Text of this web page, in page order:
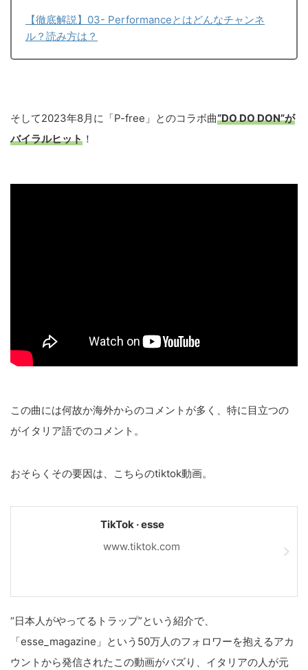
【徹底解説】03- Performanceとはどんなチャンネ
ル？読み方は？
そして2023年8月に「P-free」とのコラボ曲“DO DO DON”が
バイラルヒット ！
この曲には何故か海外からのコメントが多く、特に目立つの
がイタリア語でのコメント。
おそらくその要因は、こちらのtiktok動画。
TikTok · esse
www.tiktok.com
“日本人がやってるトラップ”という紹介で、
「esse_magazine」という50万人のフォロワーを抱えるアカ
ウントから発信されたこの動画がバズり、イタリアの人が元